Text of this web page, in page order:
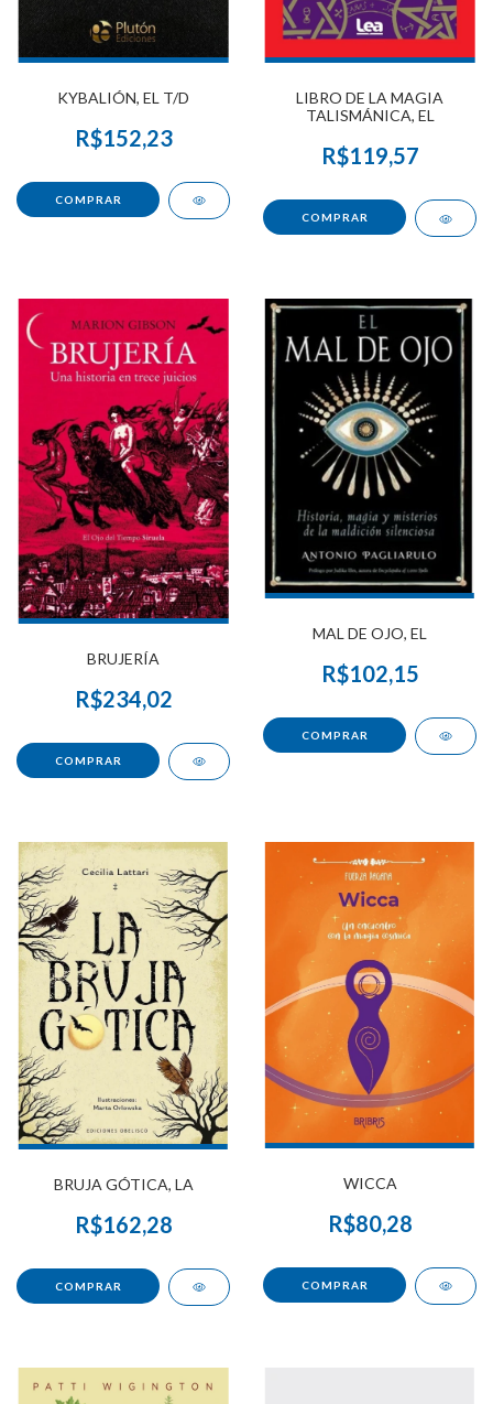
KYBALIÓN, EL T/D
R$152,23
LIBRO DE LA MAGIA
TALISMÁNICA, EL
R$119,57
BRUJERÍA
R$234,02
MAL DE OJO, EL
R$102,15
BRUJA GÓTICA, LA
R$162,28
WICCA
R$80,28